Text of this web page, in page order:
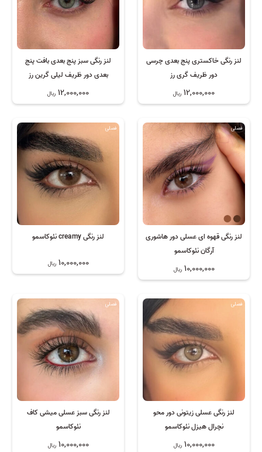
لنز رنگی خاکستری پنج بعدی چرسی
دور ظریف گری رز
12,000,000 ریال
لنز رنگی سبز پنج بعدی بافت پنج
بعدی دور ظریف لیلی گرین رز
12,000,000 ریال
لنز رنگی قهوه ای عسلی دور هاشوری
آرگان نئوکاسمو
10,000,000 ریال
فصلی
لنز رنگی creamy نئوکاسمو
10,000,000 ریال
فصلی
لنز رنگی عسلی زیتونی دور محو
نچرال هیزل نئوکاسمو
10,000,000 ریال
فصلی
لنز رنگی سبز عسلی میشی کاف
نئوکاسمو
10,000,000 ریال
فصلی